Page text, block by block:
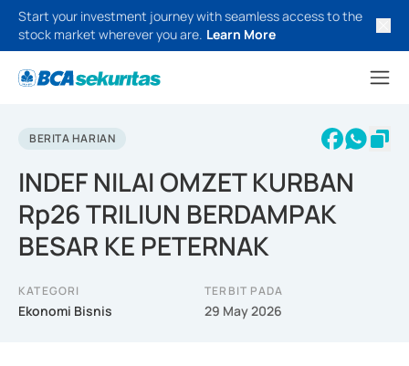
Start your investment journey with seamless access to the
stock market wherever you are. Learn More
BERITA HARIAN
INDEF NILAI OMZET KURBAN
Rp26 TRILIUN BERDAMPAK
BESAR KE PETERNAK
KATEGORI
Ekonomi Bisnis
TERBIT PADA
29 May 2026